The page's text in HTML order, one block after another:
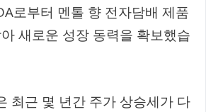
로부터 멘톨 향 전자담배 제품
새로운 성장 동력을 확보했습
최근 몇 년간 주가 상승세가 다